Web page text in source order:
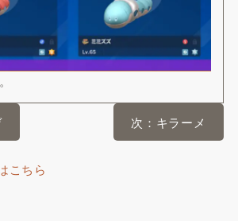
次：キラーメ
こちら